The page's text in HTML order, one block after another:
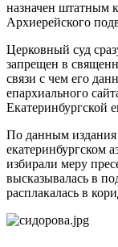
назначен штатным
Архиерейского
Церковный суд
запрещен в
связи с чем его
епархиального
Екатеринбургской
По данным
екатеринбургском
избирали меру
высказывалась в
расплакалась в